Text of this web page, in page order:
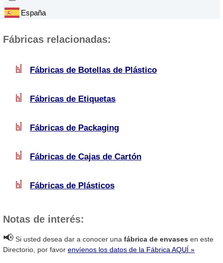
España
Fábricas relacionadas:
Fábricas de Botellas de Plástico
Fábricas de Etiquetas
Fábricas de Packaging
Fábricas de Cajas de Cartón
Fábricas de Plásticos
Notas de interés:
📢 Si usted desea dar a conocer una fábrica de envases en este
Directorio, por favor envíenos los datos de la Fábrica AQUÍ »